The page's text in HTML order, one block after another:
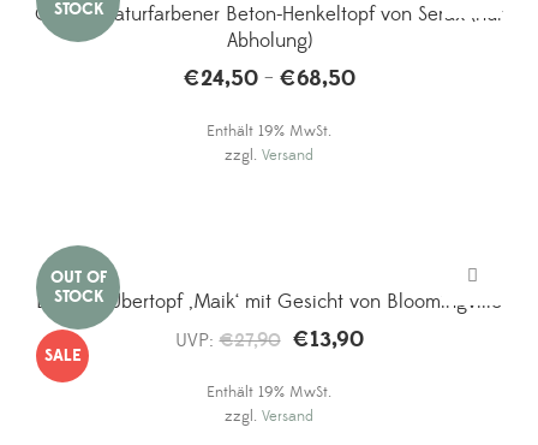
Großer, naturfarbener Beton-Henkeltopf von Serax (nur
Abholung)
€24,50 – €68,50Preisspanne:
Enthält 19% MwSt.
zzgl. Versand
SALE
Brauner Übertopf ‚Maik‘ mit Gesicht von Bloomingville
UVP: €27,90 Ursprünglicher
war:
€13,90Aktueller
Enthält 19% MwSt.
zzgl. Versand